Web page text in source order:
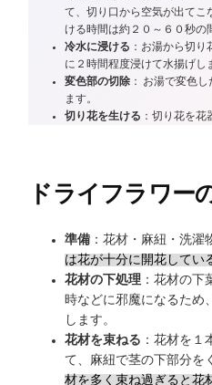
て、切り口から空気が出てこ
ける時間は約２０～６０秒の
冷水に浸ける ：お湯から切
に２時間程度浸けて水揚げし
変色部の切除 ： お湯で変色
ます。
切り花を生ける ：切り花を花
ドライフラワー
準備 ：花材・麻紐・洗
は花が十分に開花してい
花材の下処理 ：花材の下
時などに邪魔になるため
します。
花材を束ねる ：花材を１
て、麻紐で茎の下部分
材を多く束ね過ぎると花